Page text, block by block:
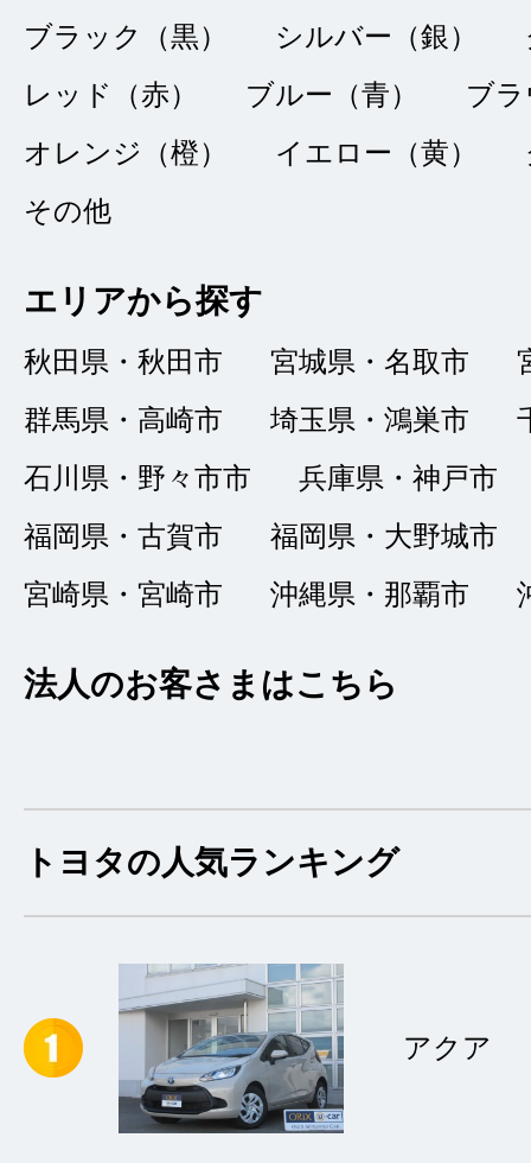
2022/02/04 接客：5
｜ 雰囲
品質：
5 ｜ 説明：
き、ありがとうご
ブラック（黒）
シルバー（銀）
レッド（赤）
ブルー（青）
ブ
オレンジ（橙）
イエロー（黄）
その他
エリアから探す
秋田県・秋田市 宮城県・名取市
群馬県・高崎市
埼玉県・鴻巣市
石川県・野々市市
兵庫県・神戸市
福岡県・古賀市
福岡県・大野城市
宮崎県・宮崎市
沖縄県・那覇市
法人のお客さまはこちら
トヨタの人気ランキング
アクア